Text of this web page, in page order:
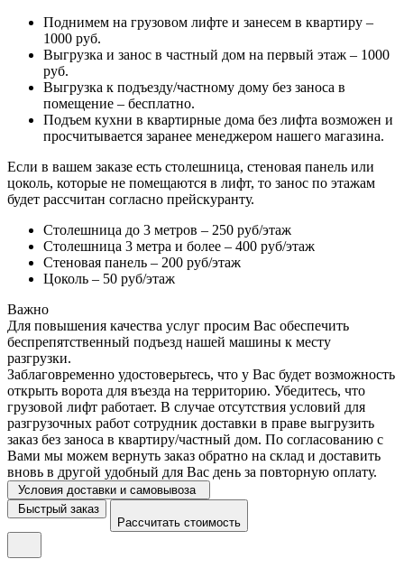
Поднимем на грузовом лифте и занесем в квартиру –
1000 руб.
Выгрузка и занос в частный дом на первый этаж – 1000
руб.
Выгрузка к подъезду/частному дому без заноса в
помещение – бесплатно.
Подъем кухни в квартирные дома без лифта возможен и
просчитывается заранее менеджером нашего магазина.
Если в вашем заказе есть столешница, стеновая панель или
цоколь, которые не помещаются в лифт, то занос по этажам
будет рассчитан согласно прейскуранту.
Столешница до 3 метров – 250 руб/этаж
Столешница 3 метра и более – 400 руб/этаж
Стеновая панель – 200 руб/этаж
Цоколь – 50 руб/этаж
Важно
Для повышения качества услуг просим Вас обеспечить
беспрепятственный подъезд нашей машины к месту
разгрузки.
Заблаговременно удостоверьтесь, что у Вас будет возможность
открыть ворота для въезда на территорию. Убедитесь, что
грузовой лифт работает. В случае отсутствия условий для
разгрузочных работ сотрудник доставки в праве выгрузить
заказ без заноса в квартиру/частный дом. По согласованию с
Вами мы можем вернуть заказ обратно на склад и доставить
вновь в другой удобный для Вас день за повторную оплату.
Условия доставки и самовывоза
Быстрый заказ
Рассчитать стоимость